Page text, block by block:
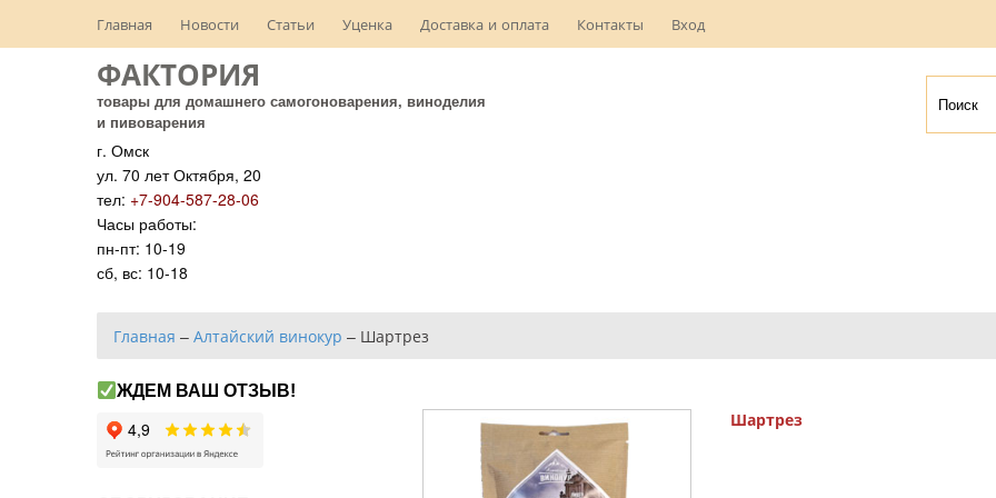
Главная Новости Статьи Уценка Доставка и оплата Контакты Вход
ФАКТОРИЯ
товары для домашнего самогоноварения, виноделия
и пивоварения
г. Омск
ул. 70 лет Октября, 20
тел: +7-904-587-28-06
Часы работы:
пн-пт: 10-19
сб, вс: 10-18
Главная – Алтайский винокур – Шартрез
Шартрез
ЖДЕМ ВАШ ОТЗЫВ!